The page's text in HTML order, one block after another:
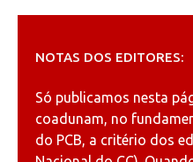
NOTAS DOS EDITORES:
Só publicamos nesta
coadunam, no
do PCB, a critério dos